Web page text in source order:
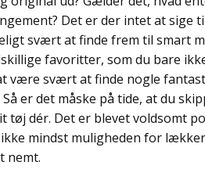
Det er der intet at sige
svært at finde frem til smart
favoritter, som du bare
være svært at finde nogle
er det måske på tide, at du
tøj dér. Det er blevet voldsomt
mindst muligheden for
nemt.